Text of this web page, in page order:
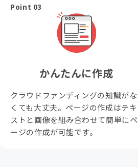
Point 03
かんたんに作成
クラウドファンディングの知識がな
くても大丈夫。ページの作成はテキ
ストと画像を組み合わせて簡単にペ
ージの作成が可能です。